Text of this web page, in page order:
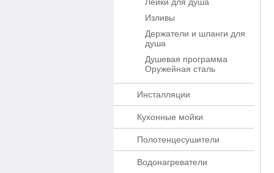
Изливы
Держатели и шланги для
душа
Душевая программа
Оружейная сталь
Инсталляции
Кухонные мойки
Полотенцесушители
Водонагреватели